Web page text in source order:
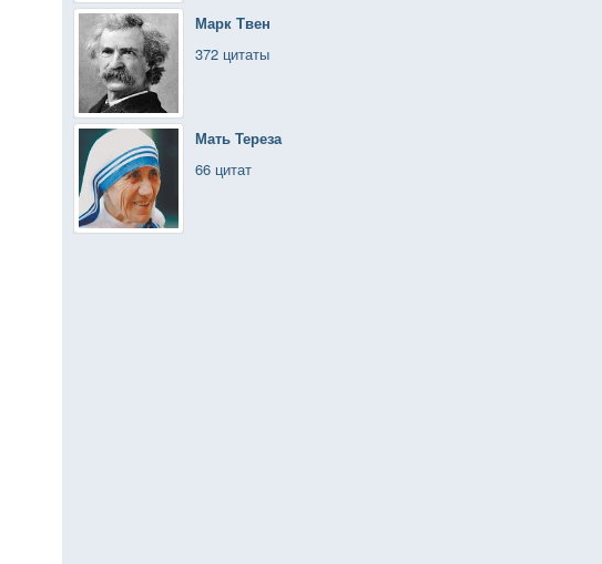
Марк Твен
372 цитаты
Мать Тереза
66 цитат